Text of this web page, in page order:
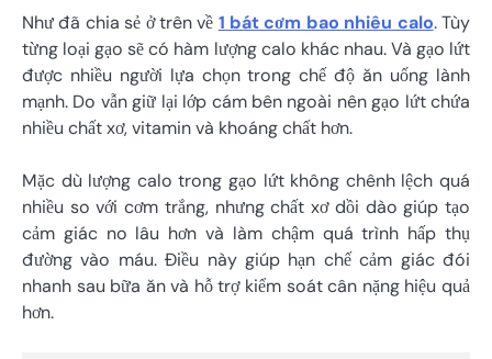
Như đã chia sẻ ở trên về 1 bát cơm bao nhiêu calo. Tùy
từng loại gạo sẽ có hàm lượng calo khác nhau. Và gạo lứt
được nhiều người lựa chọn trong chế độ ăn uống lành
mạnh. Do vẫn giữ lại lớp cám bên ngoài nên gạo lứt chứa
nhiều chất xơ, vitamin và khoáng chất hơn.
Mặc dù lượng calo trong gạo lứt không chênh lệch quá
nhiều so với cơm trắng, nhưng chất xơ dồi dào giúp tạo
cảm giác no lâu hơn và làm chậm quá trình hấp thụ
đường vào máu. Điều này giúp hạn chế cảm giác đói
nhanh sau bữa ăn và hỗ trợ kiểm soát cân nặng hiệu quả
hơn.